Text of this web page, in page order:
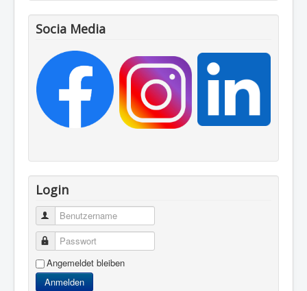
Socia Media
Login
Benutzername
Passwort
Angemeldet bleiben
Anmelden